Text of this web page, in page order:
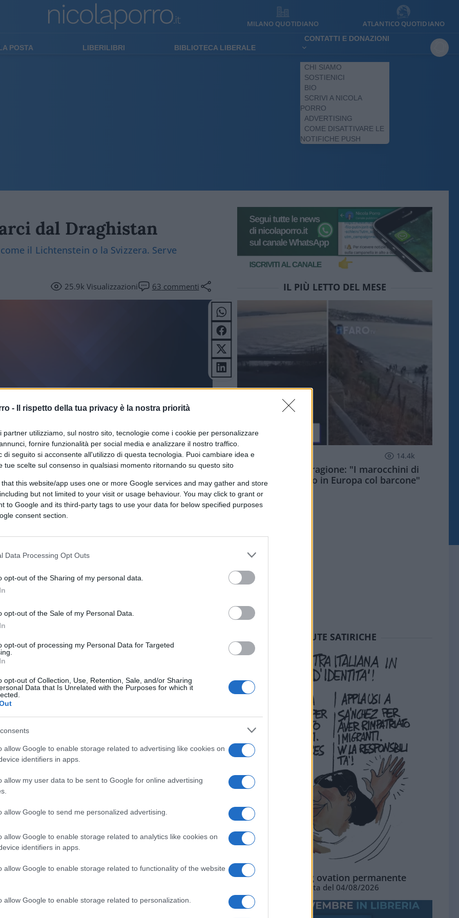
- Il rispetto della tua privacy è la nostra priorità
partner utilizziamo, sul nostro sito, tecnologie come i cookie per personalizzare
fornire funzionalità per social media e analizzare il nostro traffico.
di seguito si acconsente all'utilizzo di questa tecnologia. Puoi cambiare idea e
tue scelte sul consenso in qualsiasi momento ritornando su questo sito
that this website/app uses one or more Google services and may gather and store
but not limited to your visit or usage behaviour. You may click to grant or
to Google and its third-party tags to use your data for below specified purposes
consent section.
Data Processing Opt Outs
opt-out of the Sharing of my personal data.
opt-out of the Sale of my Personal Data.
opt-out of processing my Personal Data for Targeted
opt-out of Collection, Use, Retention, Sale, and/or Sharing
Data that Is Unrelated with the Purposes for which it
allow Google to enable storage related to advertising like cookies on
identifiers in apps.
allow my user data to be sent to Google for online advertising
allow Google to send me personalized advertising.
allow Google to enable storage related to analytics like cookies on
identifiers in apps.
allow Google to enable storage related to functionality of the website
allow Google to enable storage related to personalization.
MILANO QUOTIDIANO ATLANTICO QUOTIDIANO
POSTA LIBERILIBRI BIBLIOTECA LIBERALE
CONTATTI E DONAZIONI
CHI SIAMO
SOSTIENICI
BIO
SCRIVI A NICOLA
PORRO
ADVERTISING
COME DISATTIVARE LE
NOTIFICHE PUSH
dal Draghistan
il Lichtenstein o la Svizzera. Serve
25.9kVisualizzazioni 63 commenti
su Google
al Quirinale, i giochi sarebbero
duravano un ventennio ma oggi in
Hartmut Rosa, si sono ristretti.
di Draghisegnerà il definitivo,
sulla politica.
di Ernst Junger e di Emanuele Severino,
Ma mentre negli altri paesi essa
noi, ancora una volta laboratorio di
anche formale della politica. Le
mani e piedi a lui, come le forze
arresero di fronte a Mussolini quasi un
fu una parata, ma per i rapporti di forza
di governare, neppure minimamente, e
a cui il fascismo aveva contribuito.Con
: diventeremo come il Lichtenstein, la
al Colle
IL PIÙ LETTO DEL MESE
ESTERI 14.4k
Meloni aveva ragione: "I marocchini di
Ceuta sbarcano in Europa col barcone"
SEDUTE SATIRICHE
La standing ovation permanente
Vignetta del 04/08/2026